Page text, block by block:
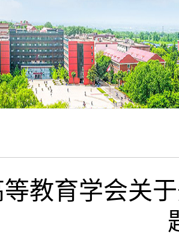
教育学会关